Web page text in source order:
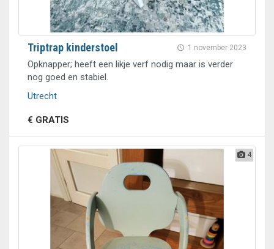
1 november 2023
Triptrap kinderstoel
Opknapper; heeft een likje verf nodig maar is verder
nog goed en stabiel.
Utrecht
€ GRATIS
4